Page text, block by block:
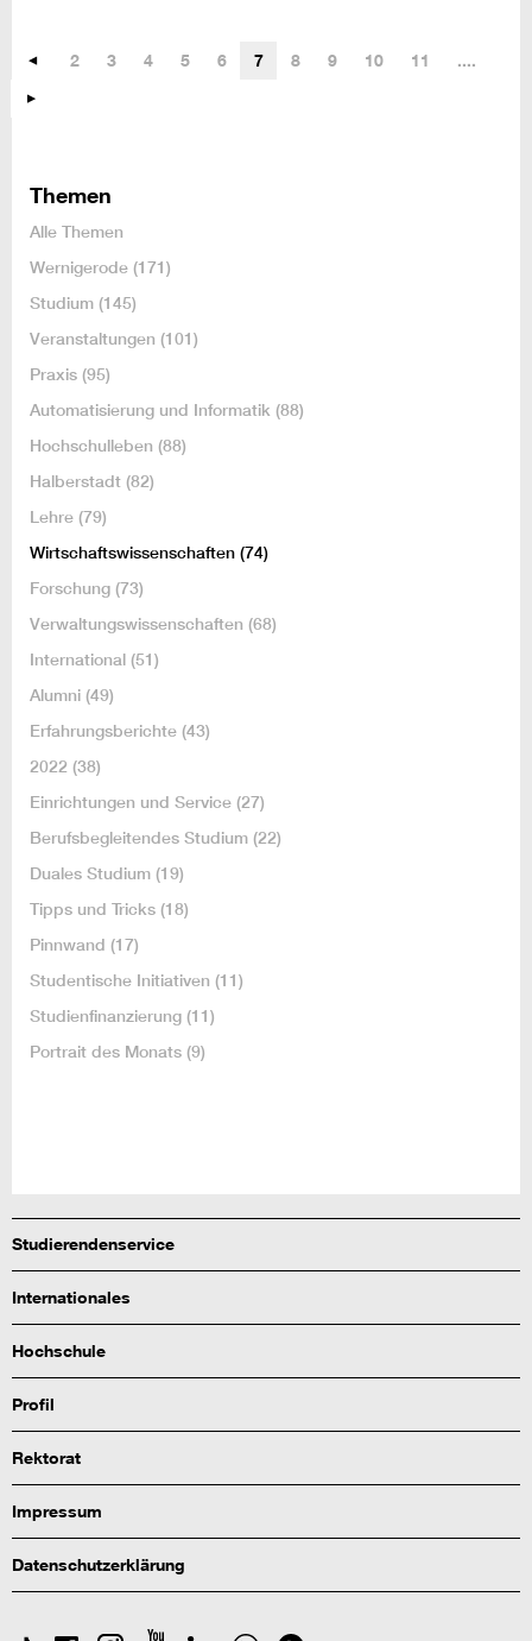
2 3 4 5 6 7 8 9 10 11 ....
Themen
Alle Themen
Wernigerode (171)
Studium (145)
Veranstaltungen (101)
Praxis (95)
Automatisierung und Informatik (88)
Hochschulleben (88)
Halberstadt (82)
Lehre (79)
Wirtschaftswissenschaften (74)
Forschung (73)
Verwaltungswissenschaften (68)
International (51)
Alumni (49)
Erfahrungsberichte (43)
2022 (38)
Einrichtungen und Service (27)
Berufsbegleitendes Studium (22)
Duales Studium (19)
Tipps und Tricks (18)
Pinnwand (17)
Studentische Initiativen (11)
Studienfinanzierung (11)
Portrait des Monats (9)
Studierendenservice
Internationales
Hochschule
Profil
Rektorat
Impressum
Datenschutzerklärung